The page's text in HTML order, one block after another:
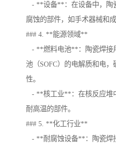
- **设备**：在设备中，陶
腐蚀的部件，如手术器械和成
### 4. **能源领域**
- **燃料电池**：陶瓷焊接
池（SOFC）的电解质和电
性。
- **核工业**：在核反应堆
耐高温的部件。
### 5. **化工行业**
- **耐腐蚀设备**：陶瓷焊